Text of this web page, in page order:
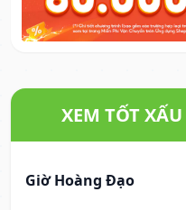
XEM TỐT
Giờ Hoàng Đạo